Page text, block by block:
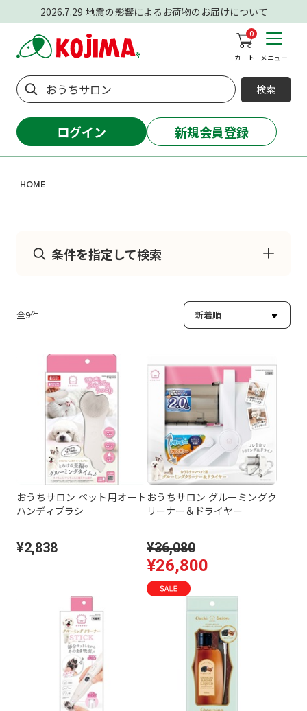
2026.7.29 地震の影響によるお荷物のお届けについて
0
カート メニュー
検索
ログイン 新規会員登録
HOME
条件を指定して検索
全9件
おうちサロン ペット用オート
ハンディブラシ
¥2,838
おうちサロン グルーミングク
リーナー＆ドライヤー
¥36,080
¥26,800